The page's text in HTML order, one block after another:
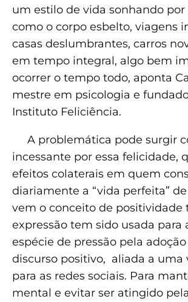
um estilo de vida sonhando por
como o corpo esbelto, viagens
casas deslumbrantes, carros
em tempo integral, algo bem
ocorrer o tempo todo, aponta
mestre em psicologia e
Instituto Feliciência.
A problemática pode surgir
incessante por essa felicidade,
efeitos colaterais em quem
diariamente a “vida perfeita”
vem o conceito de positividade
expressão tem sido usada para
espécie de pressão pela
discurso positivo, aliada a uma
para as redes sociais. Para
mental e evitar ser atingido